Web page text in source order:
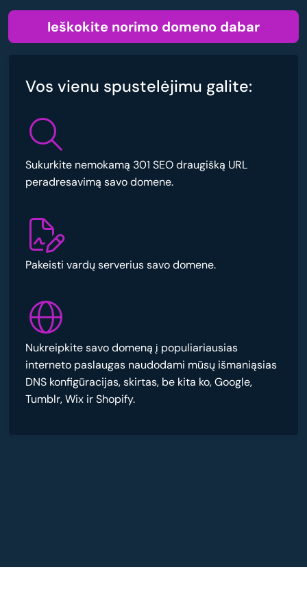
Ieškokite norimo domeno dabar
Vos vienu spustelėjimu galite:
Sukurkite nemokamą 301 SEO draugišką URL
peradresavimą savo domene.
Pakeisti vardų serverius savo domene.
Nukreipkite savo domeną į populiariausias
interneto paslaugas naudodami mūsų išmaniąsias
DNS konfigūracijas, skirtas, be kita ko, Google,
Tumblr, Wix ir Shopify.